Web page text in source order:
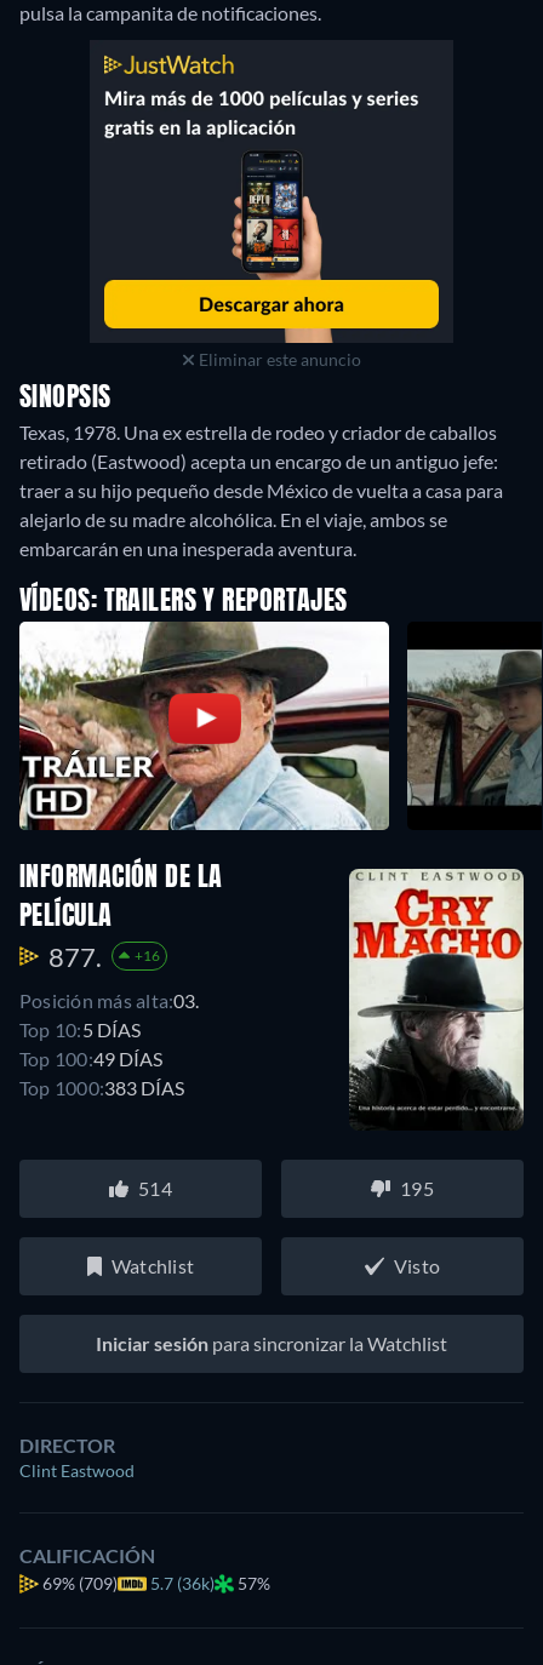
pulsa la campanita de notificaciones.
Eliminar este anuncio
SINOPSIS
Texas, 1978. Una ex estrella de rodeo y criador de caballos
retirado (Eastwood) acepta un encargo de un antiguo jefe:
traer a su hijo pequeño desde México de vuelta a casa para
alejarlo de su madre alcohólica. En el viaje, ambos se
embarcarán en una inesperada aventura.
VÍDEOS: TRAILERS Y REPORTAJES
INFORMACIÓN DE LA
PELÍCULA
877. +16
Posición más alta:03.
Top 10:5 DÍAS
Top 100:49 DÍAS
Top 1000:383 DÍAS
514 195
Watchlist Visto
Iniciar sesión para sincronizar la Watchlist
DIRECTOR
Clint Eastwood
CALIFICACIÓN
69% (709) 5.7 (36k) 57%